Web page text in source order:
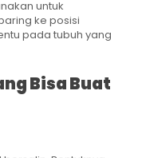
untuk
ke posisi
pada tubuh yang
Bisa Buat